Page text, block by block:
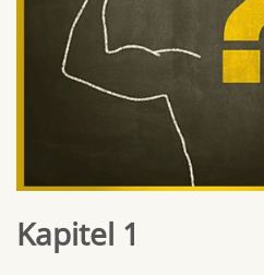
Kapitel 1